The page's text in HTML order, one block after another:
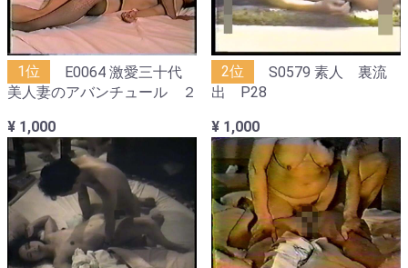
1位
E0064 激愛三十代
美人妻のアバンチュール ２
¥ 1,000
2位
S0579 素人 裏流
出 P28
¥ 1,000